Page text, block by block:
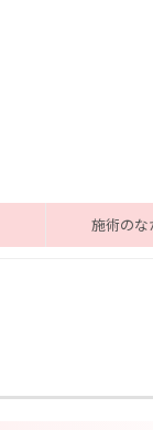
施術のな